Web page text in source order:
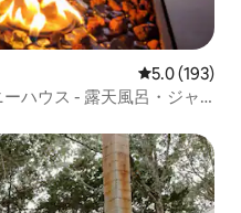
レビュー193
5.0 (193)
ハウス - 露天風呂・ジャ